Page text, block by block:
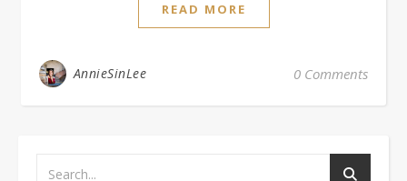
READ MORE
AnnieSinLee 0 Comments